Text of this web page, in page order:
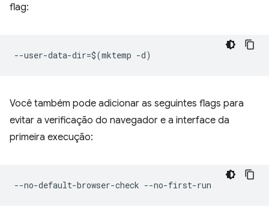
flag:
Você também pode adicionar as seguintes flags para
evitar a verificação do navegador e a interface da
primeira execução: